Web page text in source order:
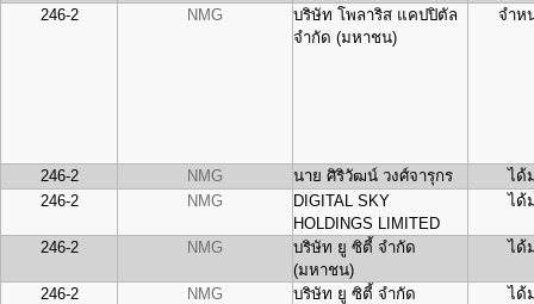
246-2
NMG
บริษัท โพลาริส แคปปิตัล
จำกัด (มหาชน)
จำห
246-2 NMG นาย ศิริวัฒน์ วงศ์จารุกร
ได้
246-2
NMG
DIGITAL SKY
HOLDINGS LIMITED
ได้
246-2 NMG
บริษัท ยู ซิตี้ จำกัด
(มหาชน)
ได้
246-2 NMG
บริษัท ยู ซิตี้ จำกัด
ได้